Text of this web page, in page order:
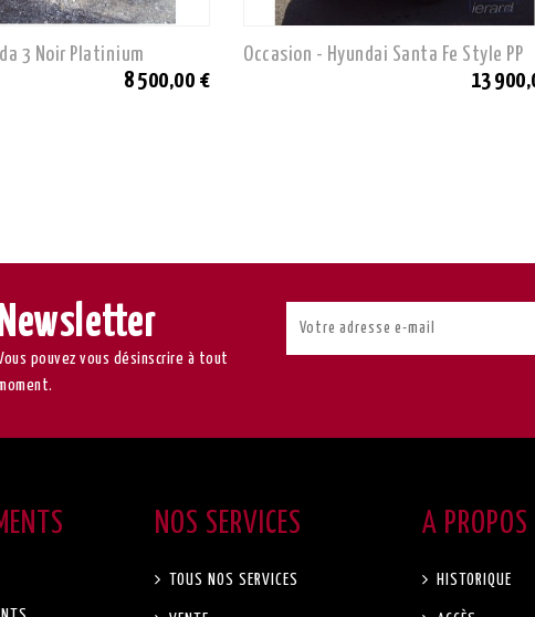
3 Noir Platinium
8 500,00 €
Occasion - Hyundai Santa Fe Style PP
13
Newsletter
pouvez vous désinscrire à tout
NOS SERVICES
TOUS NOS SERVICES
A PROPOS
HISTORIQUE